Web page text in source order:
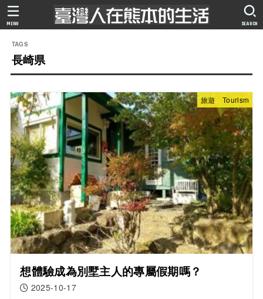
SEARCH
MENU
長崎県
旅遊 Tourism
想體驗成為別墅主人的專屬假期嗎？
2025-10-17